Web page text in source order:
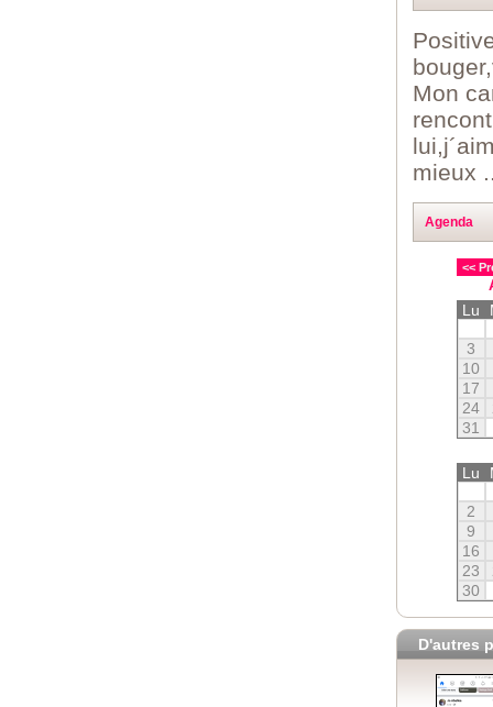
Mon
mieux
Agenda
<<
Lu
3
10
17
24
31
Lu
2
9
16
23
30
D'autres